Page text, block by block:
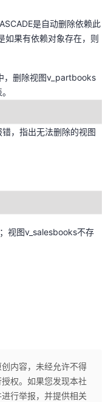
是自动删除依赖此
如果有依赖对象存在，则
，删除视图v_partbooks
，指出无法删除的视图
视图v_salesbooks不存
创内容，未经允许不得
权。如果您发现本社
行举报，并提供相关